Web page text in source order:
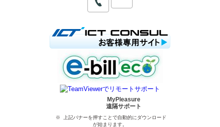
MyPleasure
遠隔サポート
※ 上記バナーを押すことで自動的にダウンロード
が始まります。